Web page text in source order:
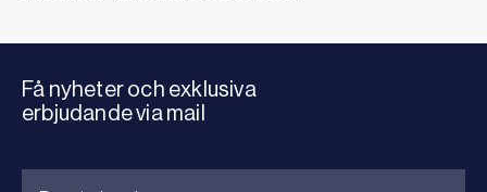
Få nyheter och exklusiva
erbjudande via mail